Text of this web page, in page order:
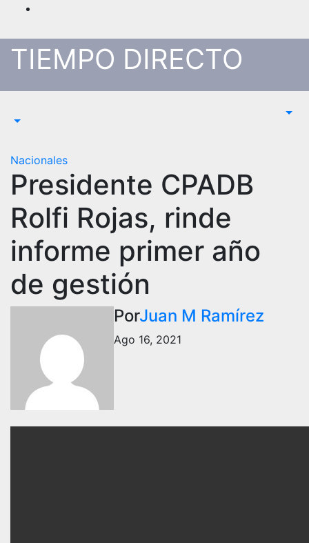
Saltar
contenido
TIEMPO DIRECTO
Nacionales
Presidente CPADB
Rolfi Rojas, rinde
informe primer año
de gestión
PorJuan M Ramírez
Ago 16, 2021